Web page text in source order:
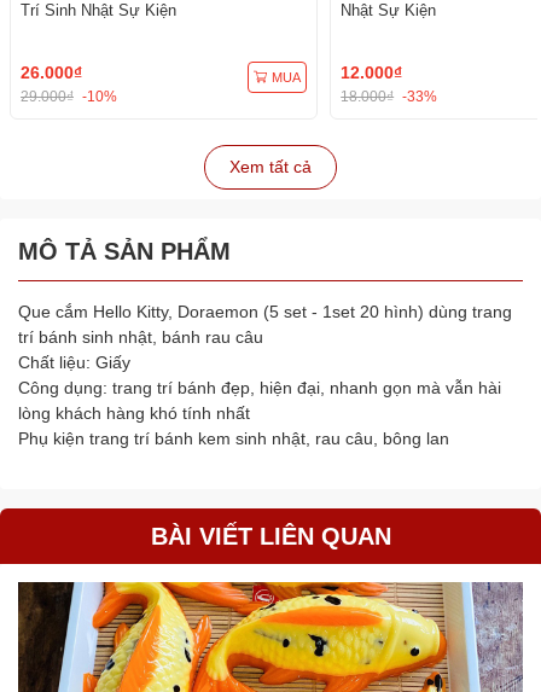
Trí Sinh Nhật Sự Kiện
26.000₫
29.000₫ -10%
MUA
Nhật Sự Kiện
12.000₫
18.000₫ -33%
Xem tất cả
MÔ TẢ SẢN PHẨM
Que cắm Hello Kitty, Doraemon (5 set - 1set 20 hình) dùng trang
trí bánh sinh nhật, bánh rau câu
Chất liệu: Giấy
Công dụng: trang trí bánh đẹp, hiện đại, nhanh gọn mà vẫn hài
lòng khách hàng khó tính nhất
Phụ kiện trang trí bánh kem sinh nhật, rau câu, bông lan
BÀI VIẾT LIÊN QUAN